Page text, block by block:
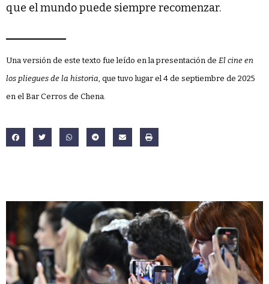
que el mundo puede siempre recomenzar.
Una versión de este texto fue leído en la presentación de El cine en
los pliegues de la historia , que tuvo lugar el 4 de septiembre de 2025
en el Bar Cerros de Chena.